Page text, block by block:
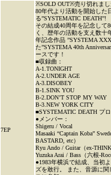
7EP
※SOLD OUT※売り切れま
80年代より活動を開始した
る”SYSTEMATIC DEATH”!
その結成40周年を記念して
く、歴年の活動を支え数十
年記念作品 ”SYSTEMA
た”SYSTEMA 40th
ースです！
■収録曲：
A-1.TONIGHT
A-2.UNDER AGE
A-3.DISOBEY
B-1.SINK YOU
B-2.DON’T STOP MY WAY
B-3.NEW YORK CITY
■SYSTEMATIC DEATH プ
●メンバー：
Shigeru / Vocal
Masaaki “Captain Koba”
BASTARD, etc）
Ryu Ando / Guitar（ex-THINK
Yuzuka Arai / Bass（六根-
●1983年横浜で結成、当初
ズを敢行。 また、音源に関